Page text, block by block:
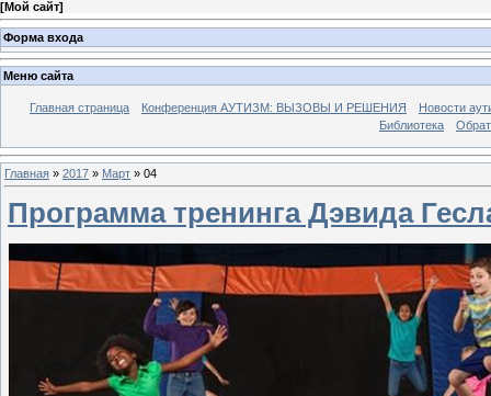
[Мой сайт]
Форма входа
Меню сайта
Главная страница Конференция АУТИЗМ: ВЫЗОВЫ И РЕШЕНИЯ
Новости
Библиотека
Главная » 2017 » Март » 04
Программа тренинга Дэвида